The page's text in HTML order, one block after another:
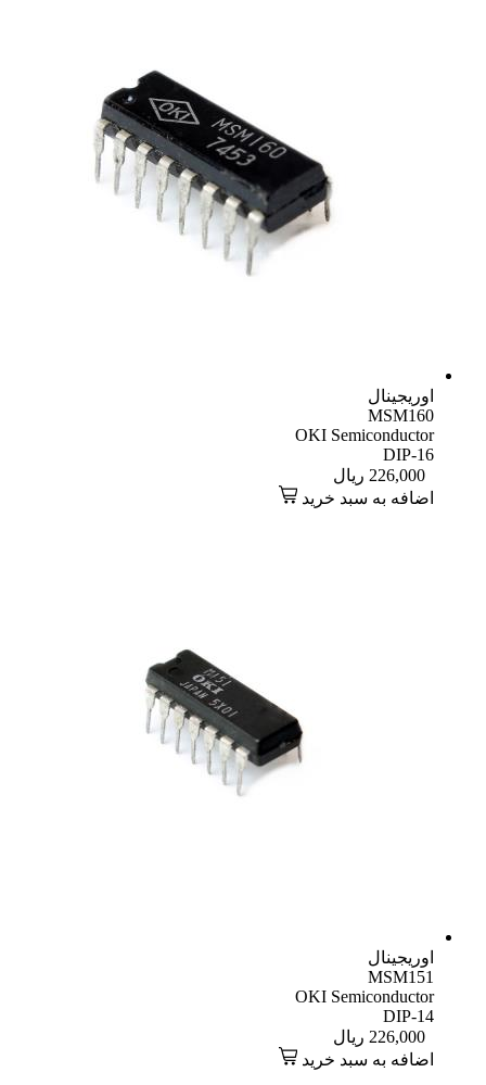
اوریجینال
MSM160
OKI Semiconductor
DIP-16
226,000 ریال
اضافه به سبد خرید
اوریجینال
MSM151
OKI Semiconductor
DIP-14
226,000 ریال
اضافه به سبد خرید